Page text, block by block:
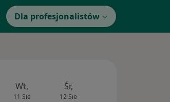
Dla profesjonalistów
Wt,
11 Sie
Śr,
12 Sie